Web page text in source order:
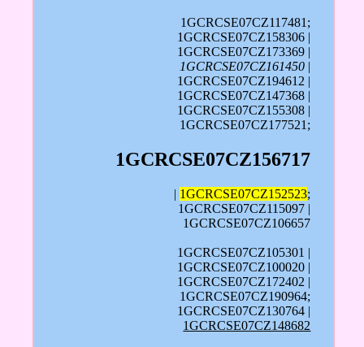
1GCRCSE07CZ117481;
1GCRCSE07CZ158306 |
1GCRCSE07CZ173369 |
1GCRCSE07CZ161450 |
1GCRCSE07CZ194612 |
1GCRCSE07CZ147368 |
1GCRCSE07CZ155308 |
1GCRCSE07CZ177521;
1GCRCSE07CZ156717
| 1GCRCSE07CZ152523;
1GCRCSE07CZ115097 |
1GCRCSE07CZ106657
1GCRCSE07CZ105301 |
1GCRCSE07CZ100020 |
1GCRCSE07CZ172402 |
1GCRCSE07CZ190964;
1GCRCSE07CZ130764 |
1GCRCSE07CZ148682